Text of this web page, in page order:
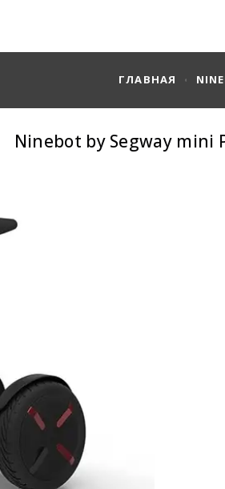
ГЛАВНАЯ
Ninebot by Segway mini